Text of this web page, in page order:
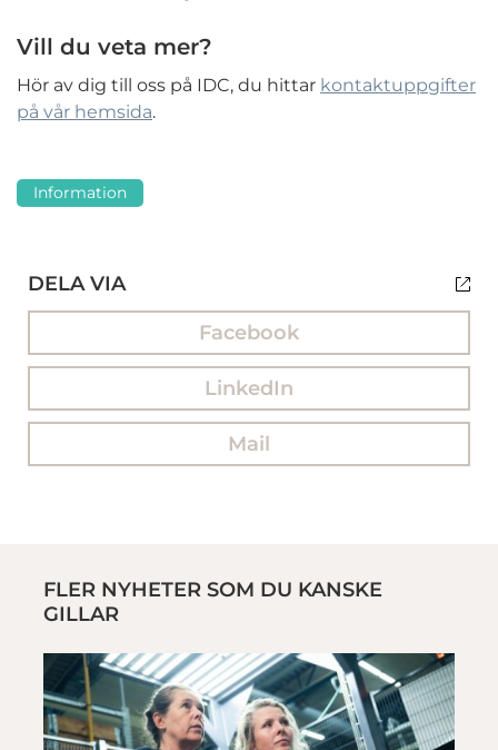
Vill du veta mer?
Hör av dig till oss på IDC, du hittar kontaktuppgifter
på vår hemsida.
Information
DELA VIA
Facebook
LinkedIn
Mail
FLER NYHETER SOM DU KANSKE
GILLAR